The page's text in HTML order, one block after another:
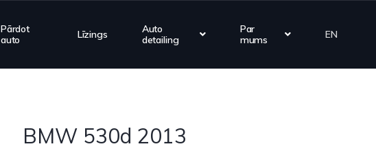
Pārdot
auto
Līzings
Auto
detailing
Par
mums
EN
BMW 530d 2013